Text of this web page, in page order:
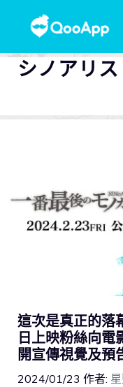
シノアリス
這次是真正的落
日上映粉絲向電
開宣傳視覺及預
2024/01/23 作者: